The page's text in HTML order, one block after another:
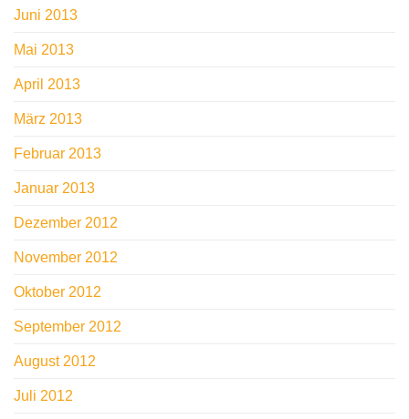
Juni 2013
Mai 2013
April 2013
März 2013
Februar 2013
Januar 2013
Dezember 2012
November 2012
Oktober 2012
September 2012
August 2012
Juli 2012